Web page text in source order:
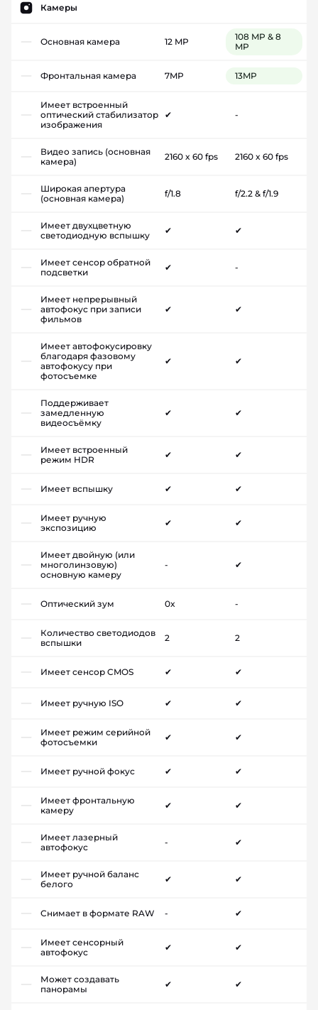
Камеры
Основная камера 12 MP
108 MP & 8
MP
Фронтальная камера 7MP 13MP
Имеет встроенный
оптический стабилизатор
изображения
✔ -
Видео запись (основная
камера)
2160 x 60 fps 2160 x 60 fps
Широкая апертура
(основная камера)
f/1.8 f/2.2 & f/1.9
Имеет двухцветную
светодиодную вспышку
✔ ✔
Имеет сенсор обратной
подсветки
✔ -
Имеет непрерывный
автофокус при записи
фильмов
✔ ✔
Имеет автофокусировку
благодаря фазовому
автофокусу при
фотосъемке
✔ ✔
Поддерживает
замедленную
видеосъёмку
✔ ✔
Имеет встроенный
режим HDR
✔ ✔
Имеет вспышку ✔ ✔
Имеет ручную
экспозицию
✔ ✔
Имеет двойную (или
многолинзовую)
основную камеру
- ✔
Оптический зум 0x -
Количество светодиодов
вспышки
2 2
Имеет сенсор CMOS ✔ ✔
Имеет ручную ISO ✔ ✔
Имеет режим серийной
фотосъемки
✔ ✔
Имеет ручной фокус ✔ ✔
Имеет фронтальную
камеру
✔ ✔
Имеет лазерный
автофокус
- ✔
Имеет ручной баланс
белого
✔ ✔
Снимает в формате RAW - ✔
Имеет сенсорный
автофокус
✔ ✔
Может создавать
панорамы
✔ ✔